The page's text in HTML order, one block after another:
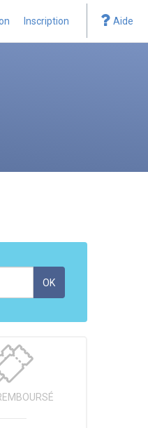
Inscription Aide
OK